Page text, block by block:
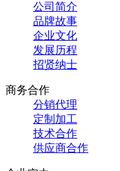
公司简介
品牌故事
企业文化
发展历程
招贤纳士
商务合作
分销代理
定制加工
技术合作
供应商合作